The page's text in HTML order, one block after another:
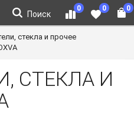
Поиск
0 0 0
стекла и прочее
СТЕКЛА И